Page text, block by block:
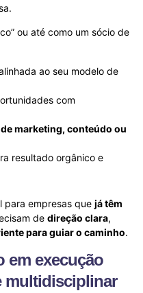
ou até como um sócio de
ao seu modelo de
com
marketing, conteúdo ou
resultado orgânico e
para empresas que já têm
de direção clara,
para guiar o caminho.
em execução
multidisciplinar